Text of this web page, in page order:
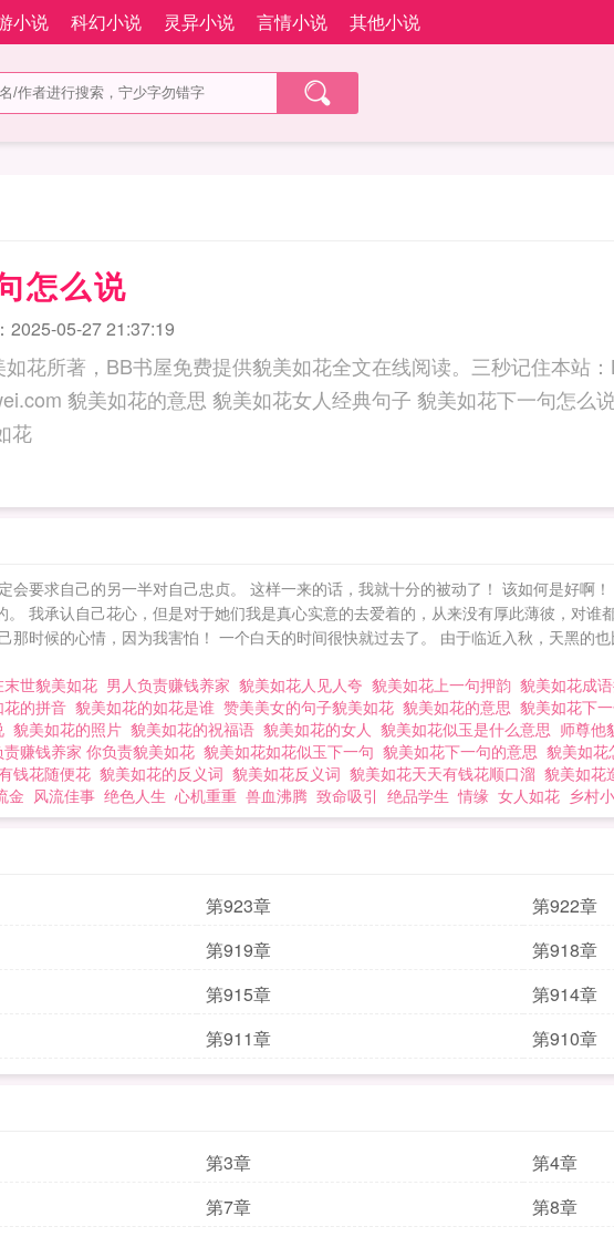
小说 科幻小说 灵异小说 言情小说 其他小说
怎么说
2025-05-27 21:37:19
花所著，BB书屋免费提供貌美如花全文在线阅读。三秒记住本站
如花下一句怎么说
花
要求自己的另一半对自己忠贞。 这样一来的话，我就十分的被动了！ 该如何是好啊
我承认自己花心，但是对于她们我是真心实意的去爱着的，从来没有厚此薄彼，对谁
时候的心情，因为我害怕！ 一个白天的时间很快就过去了。 由于临近入秋，天黑的
世貌美如花 男人负责赚钱养家 貌美如花人见人夸 貌美如花上一句押韵 貌美如花成
的拼音 貌美如花的如花是谁 赞美美女的句子貌美如花 貌美如花的意思 貌美如花下
貌美如花的照片 貌美如花的祝福语 貌美如花的女人 貌美如花似玉是什么意思 师尊他
责赚钱养家 你负责貌美如花 貌美如花如花似玉下一句 貌美如花下一句的意思 貌美如花
钱花随便花 貌美如花的反义词 貌美如花反义词 貌美如花天天有钱花顺口溜 貌美如花
金 风流佳事 绝色人生 心机重重 兽血沸腾 致命吸引 绝品学生 情缘 女人如花 乡村
第923章
第922章
第919章
第918章
第915章
第914章
第911章 第910章
第3章
第4章
第7章
第8章